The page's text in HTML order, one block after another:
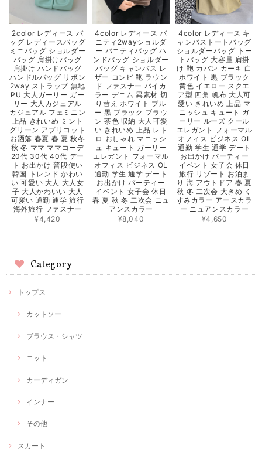
2color レディース バ
ッグ レディースバッグ
ミニバッグ ショルダー
バッグ 肩掛けバッグ
肩掛け ハンドバッグ
ハンドルバッグ リボン
2way ストラップ 無地
PU 大人ガーリー ガー
リー 大人カジュアル
カジュアル フェミニン
上品 きれいめ ミント
グリーン アプリコット
お洒落 春夏 春 夏 秋冬
秋 冬 ママ ママコーデ
20代 30代 40代 デー
ト お出かけ 普段使い
韓国 トレンド かわい
い 可愛い 大人 大人女
子 大人かわいい 大人
可愛い 通勤 通学 旅行
海外旅行 ファスナー
¥4,420
4color レディース バ
ニティ2wayショルダ
ー バニティバッグ ハ
ンドバッグ ショルダー
バッグ キャンバス レ
ザー コンビ 鞄 ラウン
ド ファスナー バイカ
ラー デニム 異素材 切
り替え ホワイト ブル
ー 黒 ブラック ブラウ
ン 茶色 収納 大人可愛
い きれいめ 上品 レト
ロ おしゃれ マニッシ
ュ キュート ガーリー
エレガント フォーマル
オフィス ビジネス OL
通勤 学生 通学 デート
お出かけ パーティー
イベント 女子会 休日
春 夏 秋 冬 二次会 ニュ
アンスカラー
¥8,040
4color レディース キ
ャンバストートバッグ
ショルダーバッグ トー
トバッグ 大容量 肩掛
け 鞄 カバン カーキ 白
ホワイト 黒 ブラック
黄色 イエロー スクエ
ア型 四角 帆布 大人可
愛い きれいめ 上品 マ
ニッシュ キュート ガ
ーリー ルーズ クール
エレガント フォーマル
オフィス ビジネス OL
通勤 学生 通学 デート
お出かけ パーティー
イベント 女子会 休日
旅行 リゾート お泊ま
り 海 アウトドア 春 夏
秋 冬 二次会 大きめ く
すみカラー アースカラ
ー ニュアンスカラー
¥4,650
Category
トップス
カットソー
ブラウス・シャツ
ニット
カーディガン
インナー
その他
スカート